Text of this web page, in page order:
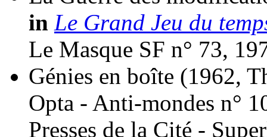
in Le Grand Jeu du
Le Masque SF n° 73,
Génies en boîte (1962,
Opta - Anti-mondes n°
Presses de la Cité -